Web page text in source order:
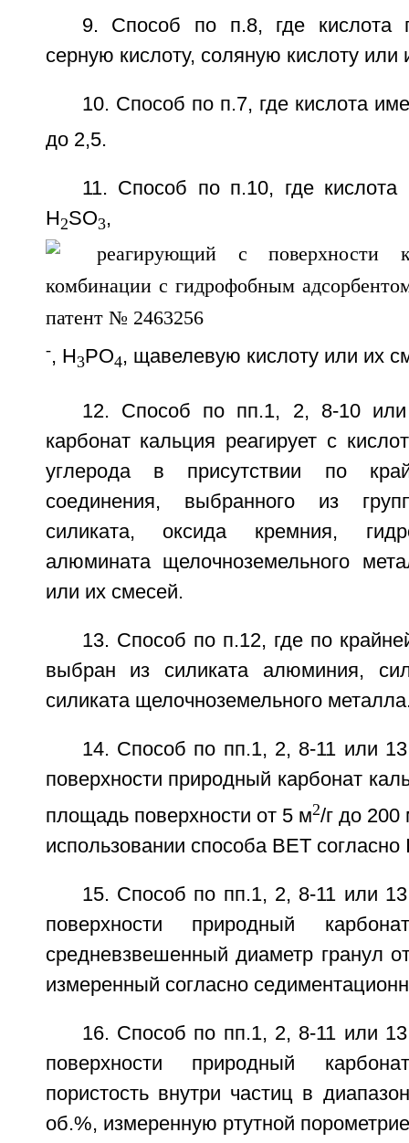
9. Способ по п.8, где кислота
серную кислоту, соляную кислоту или
10. Способ по п.7, где кислота
до 2,5.
11. Способ по п.10, где кислота
H2SO3,
-, H3PO4, щавелевую кислоту или их
12. Способ по пп.1, 2, 8-10
карбонат кальция реагирует с
углерода в присутствии по
соединения, выбранного из
силиката, оксида кремния,
алюмината щелочноземельного
или их смесей.
13. Способ по п.12, где по
выбран из силиката алюминия,
силиката щелочноземельного
14. Способ по пп.1, 2, 8-11 или
поверхности природный карбонат
площадь поверхности от 5 м2/г до 200
использовании способа BET согласно
15. Способ по пп.1, 2, 8-11 или
поверхности природный
средневзвешенный диаметр гранул
измеренный согласно
16. Способ по пп.1, 2, 8-11 или
поверхности природный
пористость внутри частиц в
об.%, измеренную ртутной